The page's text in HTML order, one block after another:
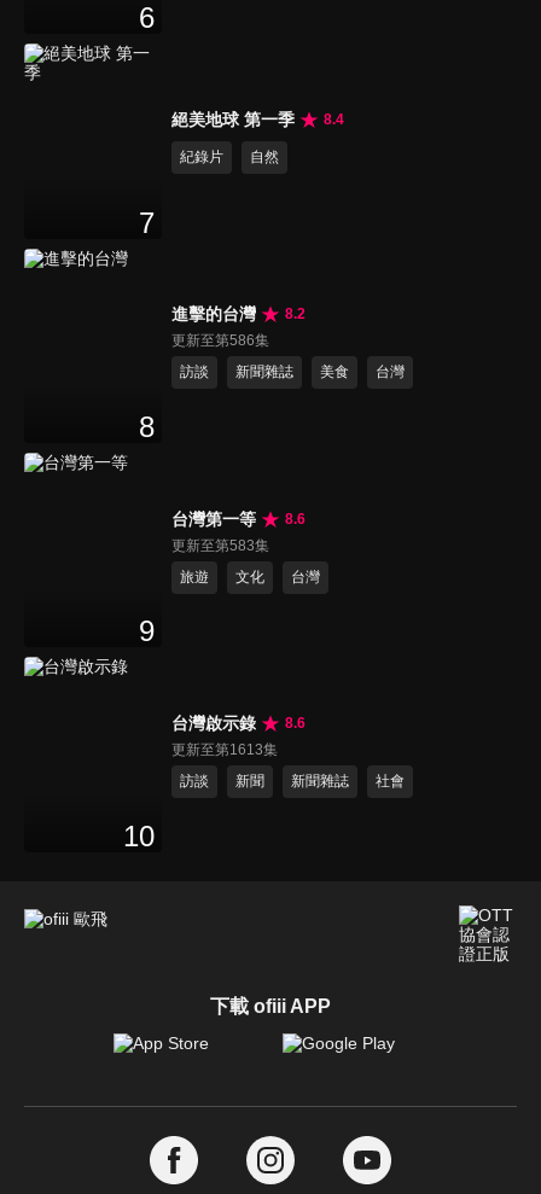
6
7
絕美地球 第一季 8.4
紀錄片 自然
8
進擊的台灣
8.2
更新至第586集
訪談
新聞雜誌 美食 台灣
9
台灣第一等
8.6
更新至第583集
旅遊
文化 台灣
10
台灣啟示錄
8.6
更新至第1613集
訪談
新聞 新聞雜誌 社會
下載 ofiii APP